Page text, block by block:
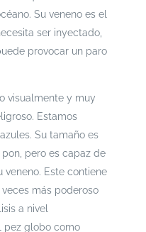
Su veneno es el
ser inyectado,
provocar un paro
visualmente y muy
Estamos
Su tamaño es
pero es capaz de
veneno. Este contiene
más poderoso
a nivel
pez globo como